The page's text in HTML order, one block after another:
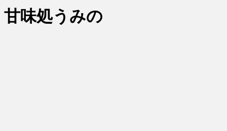
甘味処うみの